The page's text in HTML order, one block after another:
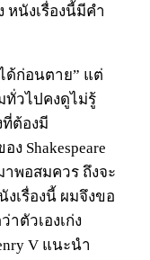
หนังเรื่องนี้มีคำ
ด้ก่อนตาย” แต่
ทั่วไปคงดูไม่รู้
ที่ต้องมี
Shakespeare
าพอสมควร ถึงจะ
เรื่องนี้ ผมจึงขอ
ตัวเองเก่ง
V แนะนำ